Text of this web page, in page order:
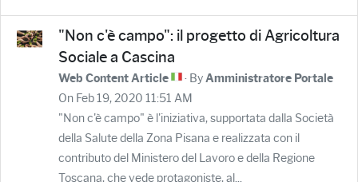
"Non c'è campo": il progetto di Agricoltura
Sociale a Cascina
Web Content Article · ByAmministratore Portale
On Feb 19, 2020 11:51 AM
"Non c'è campo" è l'iniziativa, supportata dalla Società
della Salute della Zona Pisana e realizzata con il
contributo del Ministero del Lavoro e della Regione
Toscana, che vede protagoniste, al...